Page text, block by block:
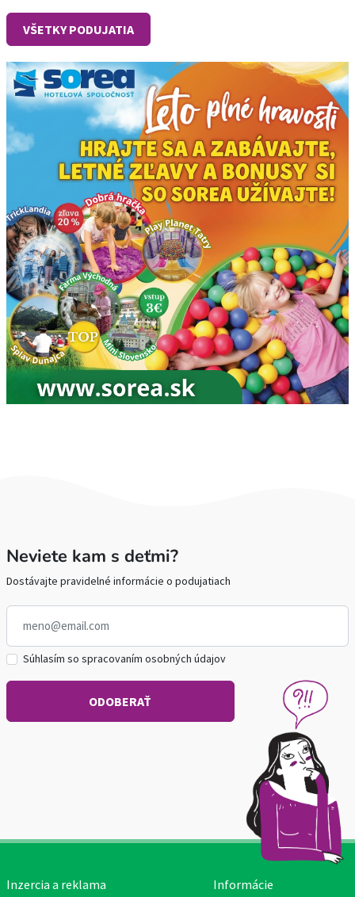
VŠETKY PODUJATIA
Neviete kam s deťmi?
Dostávajte pravidelné informácie o podujatiach
Súhlasím so spracovaním osobných údajov
Inzercia a reklama Informácie